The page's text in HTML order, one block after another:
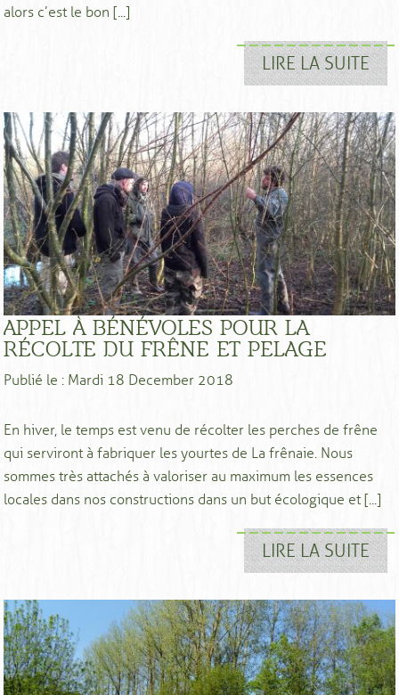
alors c’est le bon [...]
LIRE LA SUITE
APPEL À BÉNÉVOLES POUR LA
RÉCOLTE DU FRÊNE ET PELAGE
Publié le : Mardi 18 December 2018
En hiver, le temps est venu de récolter les perches de frêne
qui serviront à fabriquer les yourtes de La frênaie. Nous
sommes très attachés à valoriser au maximum les essences
locales dans nos constructions dans un but écologique et [...]
LIRE LA SUITE